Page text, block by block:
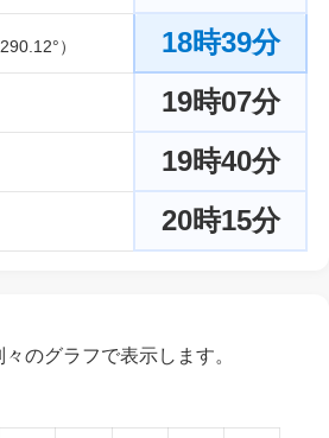
） 18時39分
19時07分
19時40分
20時15分
のグラフで表示します。